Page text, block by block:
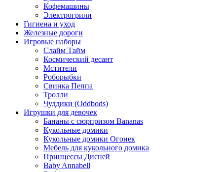
Кофемашины
Электрогрили
Гигиена и уход
Железные дороги
Игровые наборы
Слайм Тайм
Космический десант
Мстители
Роборыбки
Свинка Пеппа
Тролли
Чуддики (Oddbods)
Игрушки для девочек
Бананы с сюрпризом Bananas
Кукольные домики
Кукольные домики Огонек
Мебель для кукольного домика
Принцессы Дисней
Baby Annabell